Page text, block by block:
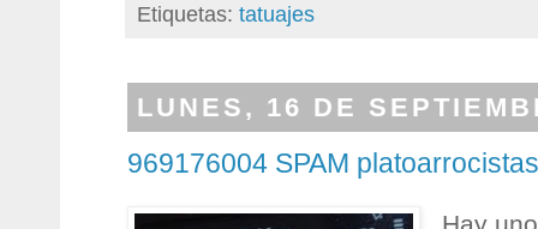
Etiquetas: tatuajes
LUNES, 16 DE
969176004 SPAM platoarrocistas